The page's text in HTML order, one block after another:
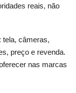
Vale
Pena
reais, não
tela, câmeras,
preço e revenda.
nas marcas